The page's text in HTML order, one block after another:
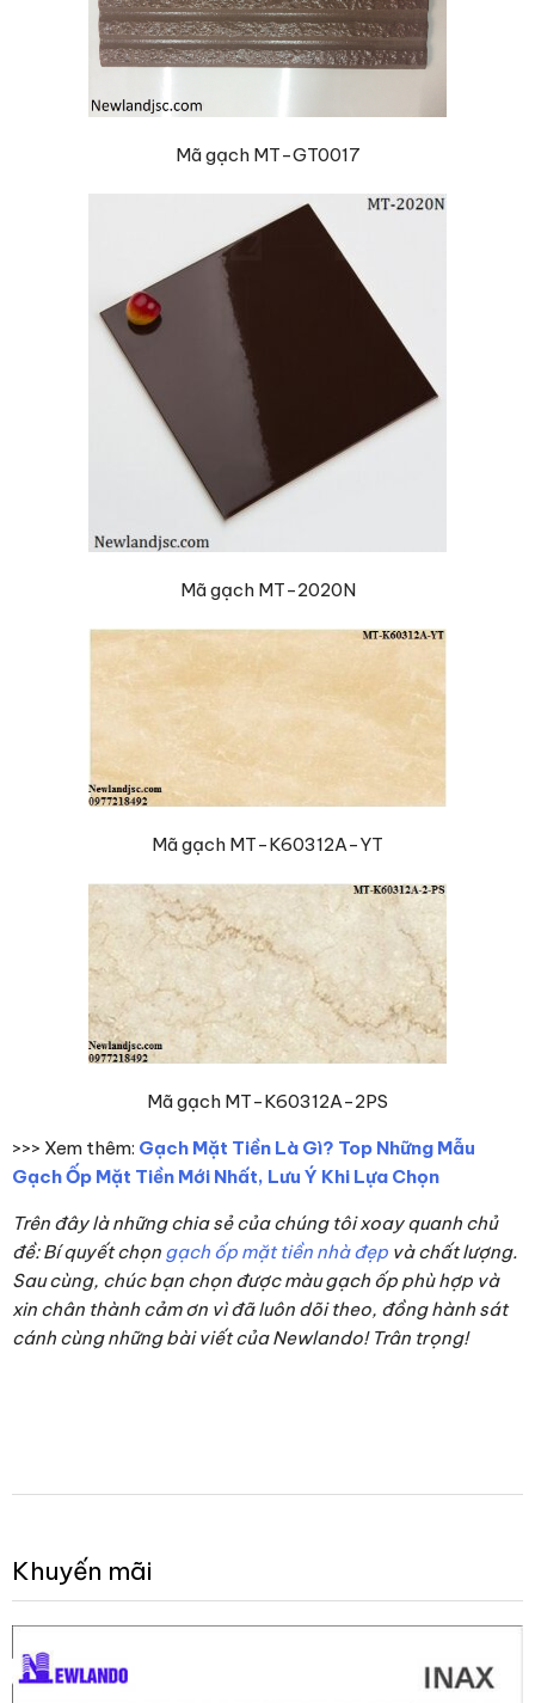
Mã gạch MT-GT0017
Mã gạch MT-2020N
Mã gạch MT-K60312A-YT
Mã gạch MT-K60312A-2PS
>>> Xem thêm: Gạch Mặt Tiền Là Gì? Top Những Mẫu
Gạch Ốp Mặt Tiền Mới Nhất, Lưu Ý Khi Lựa Chọn
Trên đây là những chia sẻ của chúng tôi xoay quanh chủ
đề: Bí quyết chọn gạch ốp mặt tiền nhà đẹp và chất lượng.
Sau cùng, chúc bạn chọn được màu gạch ốp phù hợp và
xin chân thành cảm ơn vì đã luôn dõi theo, đồng hành sát
cánh cùng những bài viết của Newlando! Trân trọng!
Khuyến mãi